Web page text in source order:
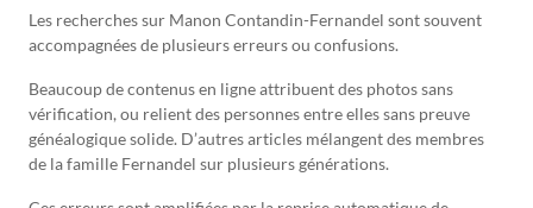
Les recherches sur Manon Contandin-Fernandel sont souvent
accompagnées de plusieurs erreurs ou confusions.
Beaucoup de contenus en ligne attribuent des photos sans
vérification, ou relient des personnes entre elles sans preuve
généalogique solide. D’autres articles mélangent des membres
de la famille Fernandel sur plusieurs générations.